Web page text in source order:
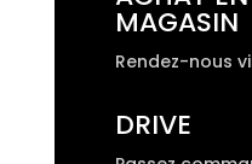
MAGASIN
Rendez-nous
DRIVE